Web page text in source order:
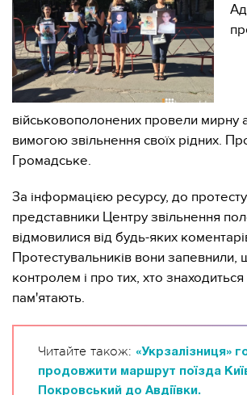
військовополонених провели мирну
вимогою звільнення своїх рідних.
Громадське.
За інформацією ресурсу, до
представники Центру звільнення
відмовилися від будь-яких
Протестувальників вони запевнили,
контролем і про тих, хто знаходиться
пам'ятають.
Читайте також: «Укрзалізниця»
продовжити маршрут поїзда
Покровський до Авдіївки.